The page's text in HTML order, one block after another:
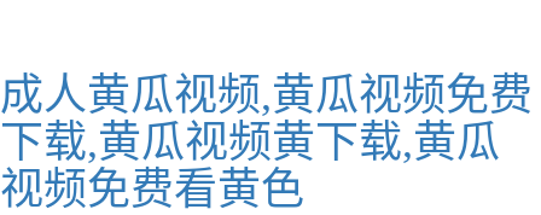
成人黄瓜视频,黄瓜视频免费
下载,黄瓜视频黄下载,黄瓜
视频免费看黄色